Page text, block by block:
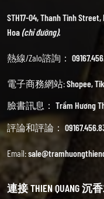
STH17-04, Thanh Tinh
Hoa(chỉ đường).
熱線/Zalo諮詢：
電子商務網站:Shopee,
臉書訊息： Trầm Hương
評論和評論：
Email:
連接 THIEN QUANG 沉